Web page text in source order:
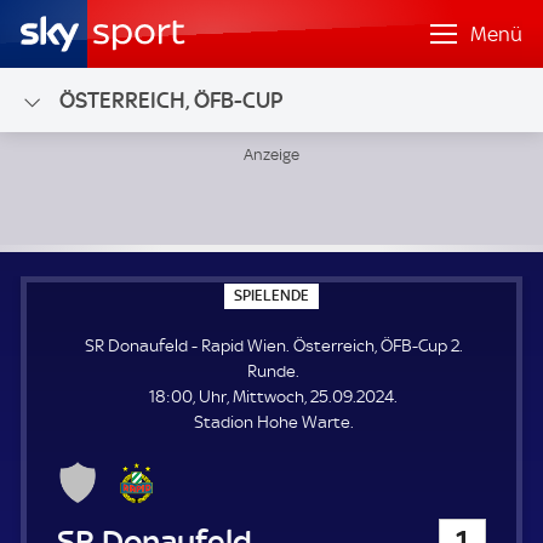
Menü
ÖSTERREICH, ÖFB-CUP
SPIELENDE
P
E
N
D
E
SR Donaufeld - Rapid Wien. Österreich, ÖFB-Cup 2.
Runde.
18:00, Uhr, Mittwoch, 25.09.2024.
Stadion Hohe Warte.